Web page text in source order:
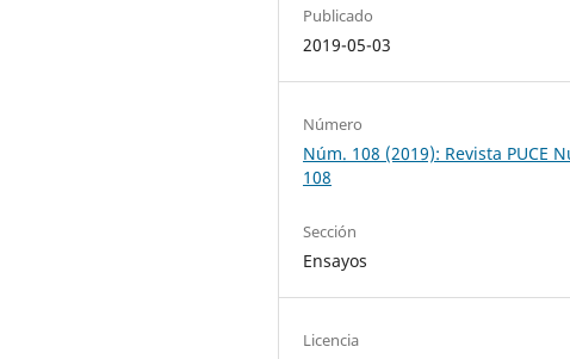
Publicado
2019-05-03
Número
Núm. 108 (2019): Revista PUCE
108
Sección
Ensayos
Licencia